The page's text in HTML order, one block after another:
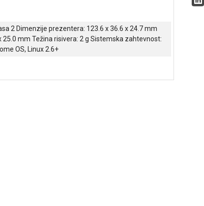
2 Dimenzije prezentera: 123.6 x 36.6 x 24.7 mm
mm Težina risivera: 2 g Sistemska zahtevnost:
OS, Linux 2.6+